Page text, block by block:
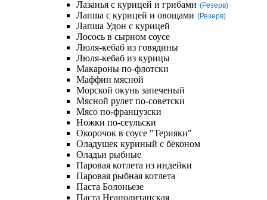
Лазанья с курицей и грибами (Резерв)
Лапша с курицей и овощами (Резерв)
Лапша Удон с курицей
Лосось в сырном соусе
Люля-кебаб из говядины
Люля-кебаб из курицы
Макароны по-флотски
Маффин мясной
Морской окунь запеченый
Мясной рулет по-советски
Мясо по-французски
Ножки по-сеульски
Окорочок в соусе "Терияки"
Оладушек куриный с беконом
Оладьи рыбные
Паровая котлета из индейки
Паровая рыбная котлета
Паста Болоньезе
Паста Неаполитанская